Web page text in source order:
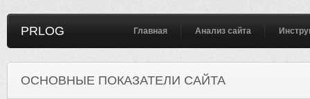
PRLOG Главная Анализ сайта
ОСНОВНЫЕ ПОКАЗАТЕЛИ САЙТА